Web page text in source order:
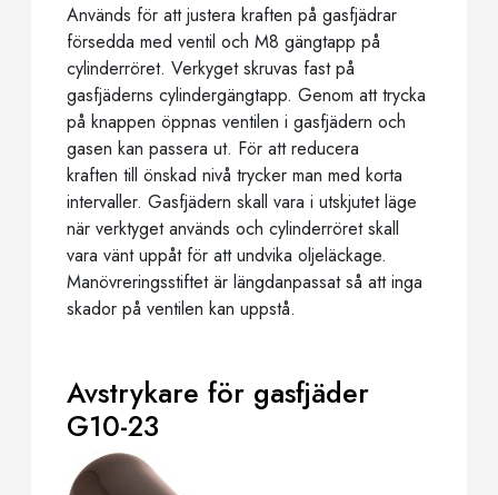
Används för att justera kraften på gasfjädrar
försedda med ventil och M8 gängtapp på
cylinderröret. Verkyget skruvas fast på
gasfjäderns cylindergängtapp. Genom att trycka
på knappen öppnas ventilen i gasfjädern och
gasen kan passera ut. För att reducera
kraften till önskad nivå trycker man med korta
intervaller. Gasfjädern skall vara i utskjutet läge
när verktyget används och cylinderröret skall
vara vänt uppåt för att undvika oljeläckage.
Manövreringsstiftet är längdanpassat så att inga
skador på ventilen kan uppstå.
Avstrykare för gasfjäder
G10-23